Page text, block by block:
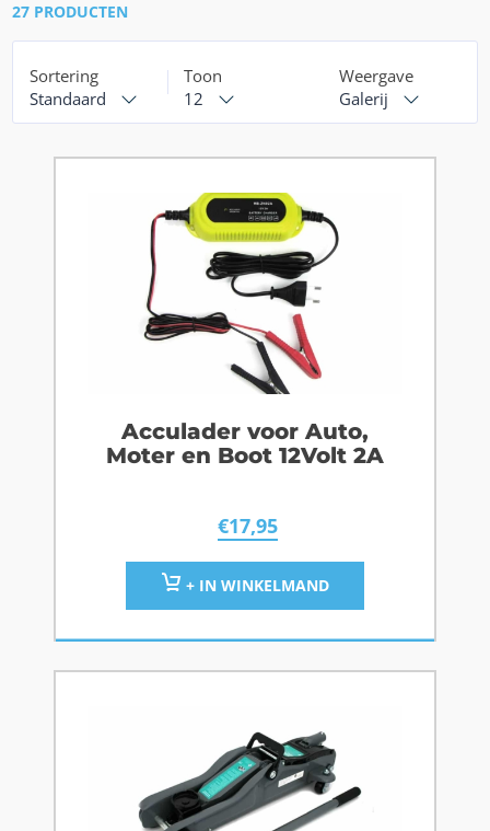
27 PRODUCTEN
Sortering
Standaard
Toon
12
Weergave
Galerij
Acculader voor Auto,
Moter en Boot 12Volt 2A
€17,95
+ IN WINKELMAND